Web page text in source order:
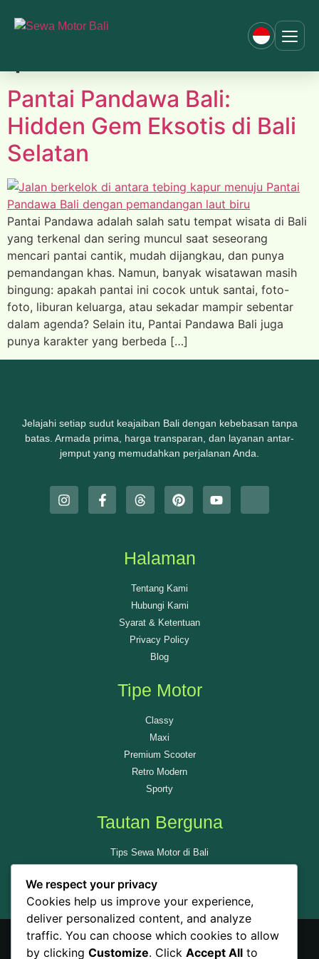
Tag:wisata pantai
Pantai Pandawa Bali:
Hidden Gem Eksotis di Bali
Selatan
Pantai Pandawa adalah salah satu tempat wisata di Bali
yang terkenal dan sering muncul saat seseorang
mencari pantai cantik, mudah dijangkau, dan punya
pemandangan khas. Namun, banyak wisatawan masih
bingung: apakah pantai ini cocok untuk santai, foto-
foto, liburan keluarga, atau sekadar mampir sebentar
dalam agenda? Selain itu, Pantai Pandawa Bali juga
punya karakter yang berbeda […]
Jelajahi setiap sudut keajaiban Bali dengan kebebasan tanpa
batas. Armada prima, harga transparan, dan layanan antar-
jemput yang memudahkan perjalanan Anda.
Halaman
Tentang Kami
Hubungi Kami
Syarat & Ketentuan
Privacy Policy
Blog
Tipe Motor
Classy
Maxi
Premium Scooter
Retro Modern
Sporty
Tautan Berguna
Tips Sewa Motor di Bali
Ulas Kami di GMAP
We respect your privacy
Cookies help us improve your experience,
deliver personalized content, and analyze
traffic. You can choose which cookies to allow
by clicking Customize. Click Accept All to